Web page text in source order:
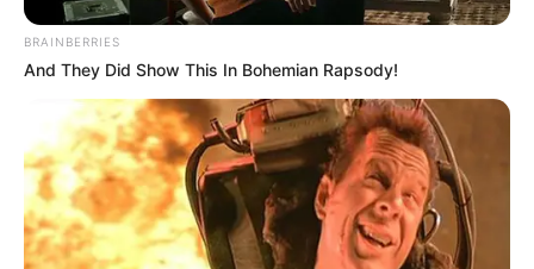
Χαλκίδα: Δύο γυναίκες
σε πάρκο!
9.12.2025, 11:44
Ήθελε κι άλλα… και
κατέληξε στο κρατητήριο
– Απίστευτη σύλληψη στη
Χαλκίδα!
BRAINBERRIES
And They Did Show This In Bohemian Rapsody!